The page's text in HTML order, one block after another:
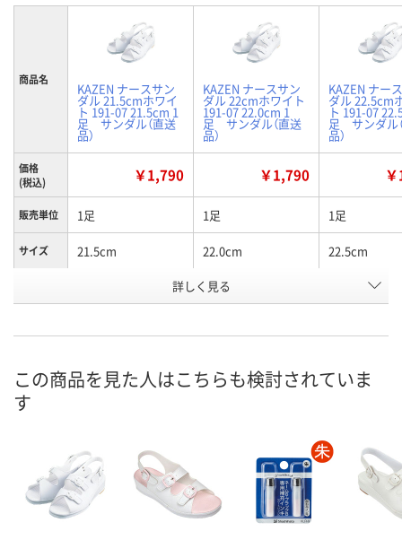
商品名
KAZEN ナースサン
ダル 21.5cmホワイ
ト 191-07 21.5cm 1
足 サンダル（直送
品）
KAZEN ナースサン
ダル 22cmホワイト
191-07 22.0cm 1
足 サンダル（直送
品）
KAZEN ナー
ダル 22.5cm
ト 191-07
足 サンダル
品）
価格
(税込)
￥1,790 ￥1,790
販売単位 1足 1足 1足
サイズ 21.5cm 22.0cm 22.5cm
2583609 2583627
カゴへ カ
詳しく見る
この商品を見た人はこちらも検討されていま
す